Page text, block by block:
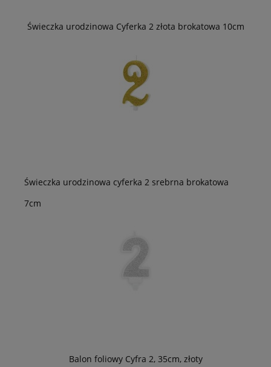
Świeczka urodzinowa Cyferka 2 złota brokatowa 10cm
Świeczka urodzinowa cyferka 2 srebrna brokatowa
7cm
Balon foliowy Cyfra 2, 35cm, złoty